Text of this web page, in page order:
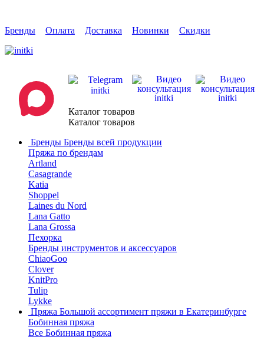
Бренды Оплата Доставка Новинки Скидки
Каталог товаров
Каталог товаров
Бренды Бренды всей продукции
Пряжа по брендам
Artland
Casagrande
Katia
Shoppel
Laines du Nord
Lana Gatto
Lana Grossa
Пехорка
Бренды инструментов и аксессуаров
ChiaoGoo
Clover
KnitPro
Tulip
Lykke
Пряжа Большой ассортимент пряжи в Екатеринбурге
Бобинная пряжа
Все Бобинная пряжа